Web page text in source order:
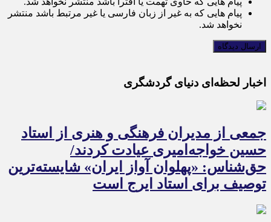
پیام هایی که به غیر از زبان فارسی یا غیر مرتبط باشد منتشر
نخواهد شد.
اخبار لحظه‌ای دنیای گردشگری
جمعی از مدیران فرهنگی و هنری از استاد
حسین خواجه‌امیری عیادت کردند/
حق‌شناس: «پهلوان آواز ایران» شایسته‌ترین
توصیف برای استاد ایرج است